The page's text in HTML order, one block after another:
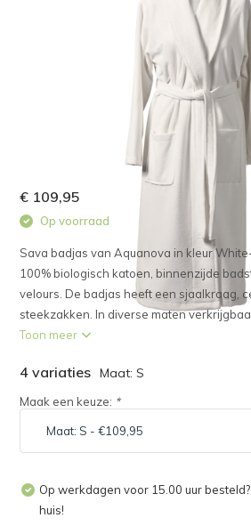
€ 109,95
Op voorraad
Sava badjas van Aquanova in kleur
100% biologisch katoen, binnenzijde
velours. De badjas heeft een sjaalkraag,
steekzakken. In diverse maten
Toon meer
4 variaties Maat: S
Maak een keuze: *
Op werkdagen voor 15.00 uur
huis!